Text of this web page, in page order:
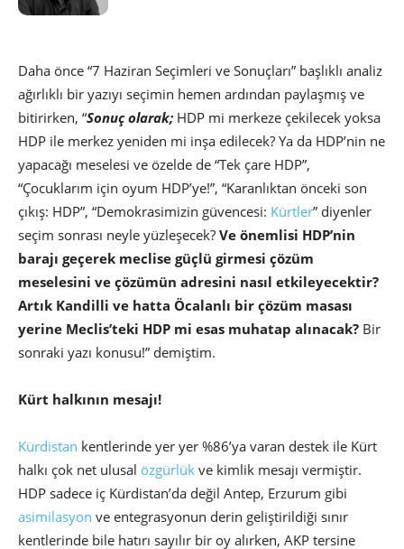
Daha önce “7 Haziran Seçimleri ve Sonuçları” başlıklı analiz
ağırlıklı bir yazıyı seçimin hemen ardından paylaşmış ve
bitirirken, “Sonuç olarak; HDP mi merkeze çekilecek yoksa
HDP ile merkez yeniden mi inşa edilecek? Ya da HDP’nin ne
yapacağı meselesi ve özelde de “Tek çare HDP”,
“Çocuklarım için oyum HDP’ye!”, “Karanlıktan önceki son
çıkış: HDP”, “Demokrasimizin güvencesi: Kürtler” diyenler
seçim sonrası neyle yüzleşecek? Ve önemlisi HDP’nin
barajı geçerek meclise güçlü girmesi çözüm
meselesini ve çözümün adresini nasıl etkileyecektir?
Artık Kandilli ve hatta Öcalanlı bir çözüm masası
yerine Meclis’teki HDP mi esas muhatap alınacak? Bir
sonraki yazı konusu!” demiştim.
Kürt halkının mesajı!
Kürdistan kentlerinde yer yer %86’ya varan destek ile Kürt
halkı çok net ulusal özgürlük ve kimlik mesajı vermiştir.
HDP sadece iç Kürdistan’da değil Antep, Erzurum gibi
asimilasyon ve entegrasyonun derin geliştirildiği sınır
kentlerinde bile hatırı sayılır bir oy alırken, AKP tersine